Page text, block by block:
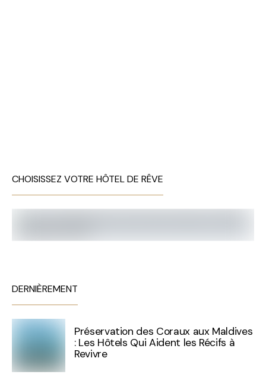
CHOISISSEZ VOTRE HÔTEL DE RÊVE
DERNIÈREMENT
Préservation des Coraux aux Maldives
: Les Hôtels Qui Aident les Récifs à
Revivre